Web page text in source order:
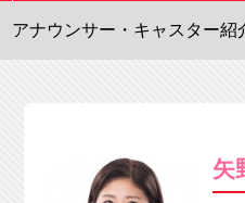
アナウンサー・キャスター紹
矢